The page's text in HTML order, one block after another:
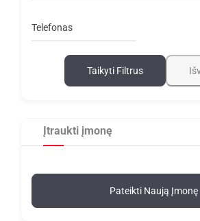
Telefonas
Taikyti Filtrus
Įtraukti įmonę
Pateikti Naują Įmonę